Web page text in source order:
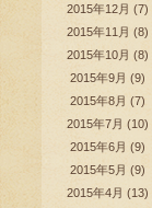
2015年12月 (7)
2015年11月 (8)
2015年10月 (8)
2015年9月 (9)
2015年8月 (7)
2015年7月 (10)
2015年6月 (9)
2015年5月 (9)
2015年4月 (13)